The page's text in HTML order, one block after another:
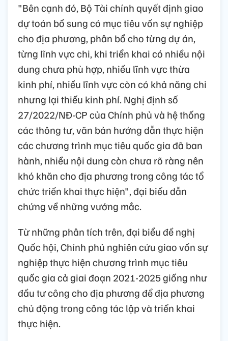
"Bên cạnh đó, Bộ Tài chính quyết định giao
dự toán bổ sung có mục tiêu vốn sự nghiệp
cho địa phương, phân bổ cho từng dự án,
từng lĩnh vực chi, khi triển khai có nhiều nội
dung chưa phù hợp, nhiều lĩnh vực thừa
kinh phí, nhiều lĩnh vực còn có khả năng chi
nhưng lại thiếu kinh phí. Nghị định số
27/2022/NĐ-CP của Chính phủ và hệ thống
các thông tư, văn bản hướng dẫn thực hiện
các chương trình mục tiêu quốc gia đã ban
hành, nhiều nội dung còn chưa rõ ràng nên
khó khăn cho địa phương trong công tác tổ
chức triển khai thực hiện", đại biểu dẫn
chứng về những vướng mắc.
Từ những phân tích trên, đại biểu đề nghị
Quốc hội, Chính phủ nghiên cứu giao vốn sự
nghiệp thực hiện chương trình mục tiêu
quốc gia cả giai đoạn 2021-2025 giống như
đầu tư công cho địa phương để địa phương
chủ động trong công tác lập và triển khai
thực hiện.